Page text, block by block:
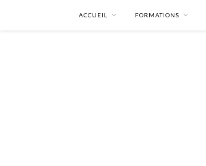
ACCUEIL FORMATIONS